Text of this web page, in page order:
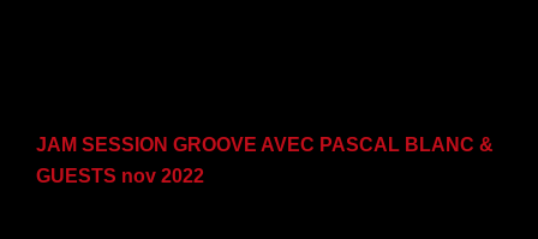
JAM SESSION GROOVE AVEC PASCAL BLANC &
GUESTS nov 2022